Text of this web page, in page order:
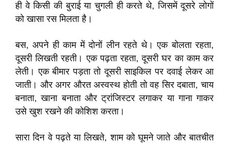
ही वे किसी की बुराई या चुगली ही करते थे, जिसमें दूसरे लोगों
को खासा रस मिलता है।
बस, अपने ही काम में दोनों लीन रहते थे। एक बोलता रहता,
दूसरी लिखती रहती। एक पढ़ता रहता, दूसरी घर का काम कर
लेती। एक बीमार पड़ता तो दूसरी साइकिल पर दवाई लेकर आ
जाती। और अगर औरत अस्वस्थ होती तो वह सिर दबाता, चाय
बनाता, खाना बनाता और ट्रांजिस्टर लगाकर या गाना गाकर
उसे खुश रखने की कोशिश करता।
सारा दिन वे पढ़ते या लिखते, शाम को घूमने जाते और बातचीत